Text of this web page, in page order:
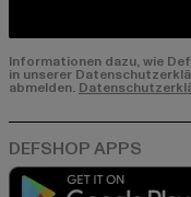
Informationen dazu, wie
in unserer
abmelden.